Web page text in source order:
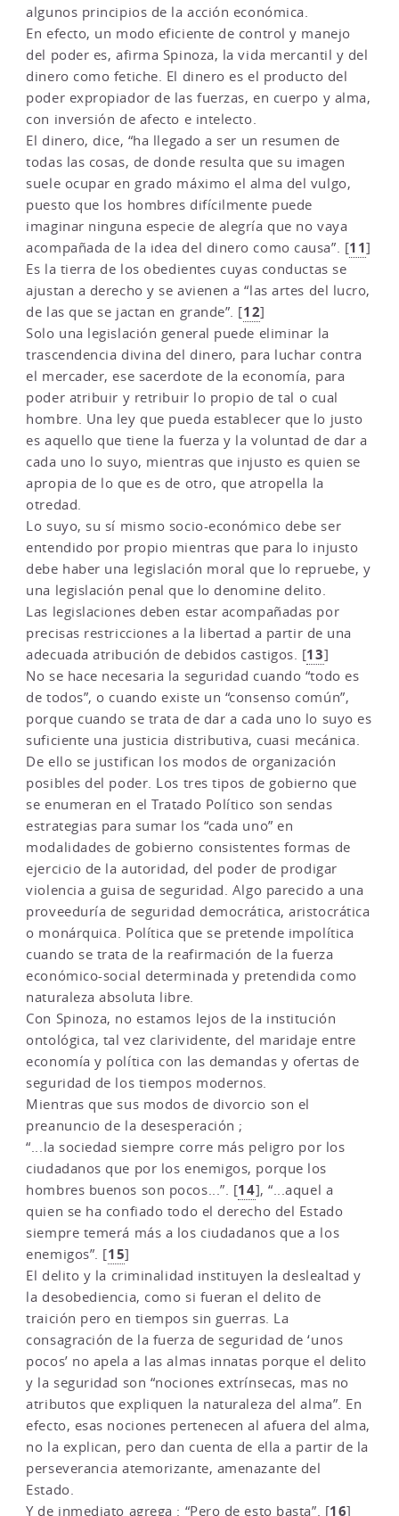
algunos principios de la acción económica.
En efecto, un modo eficiente de control y manejo
del poder es, afirma Spinoza, la vida mercantil y del
dinero como fetiche. El dinero es el producto del
poder expropiador de las fuerzas, en cuerpo y alma,
con inversión de afecto e intelecto.
El dinero, dice, “ha llegado a ser un resumen de
todas las cosas, de donde resulta que su imagen
suele ocupar en grado máximo el alma del vulgo,
puesto que los hombres difícilmente puede
imaginar ninguna especie de alegría que no vaya
acompañada de la idea del dinero como causa”. [11]
Es la tierra de los obedientes cuyas conductas se
ajustan a derecho y se avienen a “las artes del lucro,
de las que se jactan en grande”. [12]
Solo una legislación general puede eliminar la
trascendencia divina del dinero, para luchar contra
el mercader, ese sacerdote de la economía, para
poder atribuir y retribuir lo propio de tal o cual
hombre. Una ley que pueda establecer que lo justo
es aquello que tiene la fuerza y la voluntad de dar a
cada uno lo suyo, mientras que injusto es quien se
apropia de lo que es de otro, que atropella la
otredad.
Lo suyo, su sí mismo socio-económico debe ser
entendido por propio mientras que para lo injusto
debe haber una legislación moral que lo repruebe, y
una legislación penal que lo denomine delito.
Las legislaciones deben estar acompañadas por
precisas restricciones a la libertad a partir de una
adecuada atribución de debidos castigos. [13]
No se hace necesaria la seguridad cuando “todo es
de todos”, o cuando existe un “consenso común”,
porque cuando se trata de dar a cada uno lo suyo es
suficiente una justicia distributiva, cuasi mecánica.
De ello se justifican los modos de organización
posibles del poder. Los tres tipos de gobierno que
se enumeran en el Tratado Político son sendas
estrategias para sumar los “cada uno” en
modalidades de gobierno consistentes formas de
ejercicio de la autoridad, del poder de prodigar
violencia a guisa de seguridad. Algo parecido a una
proveeduría de seguridad democrática, aristocrática
o monárquica. Política que se pretende impolítica
cuando se trata de la reafirmación de la fuerza
económico-social determinada y pretendida como
naturaleza absoluta libre.
Con Spinoza, no estamos lejos de la institución
ontológica, tal vez clarividente, del maridaje entre
economía y política con las demandas y ofertas de
seguridad de los tiempos modernos.
Mientras que sus modos de divorcio son el
preanuncio de la desesperación ;
“...la sociedad siempre corre más peligro por los
ciudadanos que por los enemigos, porque los
hombres buenos son pocos...”. [14], “...aquel a
quien se ha confiado todo el derecho del Estado
siempre temerá más a los ciudadanos que a los
enemigos”. [15]
El delito y la criminalidad instituyen la deslealtad y
la desobediencia, como si fueran el delito de
traición pero en tiempos sin guerras. La
consagración de la fuerza de seguridad de ‘unos
pocos’ no apela a las almas innatas porque el delito
y la seguridad son “nociones extrínsecas, mas no
atributos que expliquen la naturaleza del alma”. En
efecto, esas nociones pertenecen al afuera del alma,
no la explican, pero dan cuenta de ella a partir de la
perseverancia atemorizante, amenazante del
Estado.
Y de inmediato agrega : “Pero de esto basta”. [16]